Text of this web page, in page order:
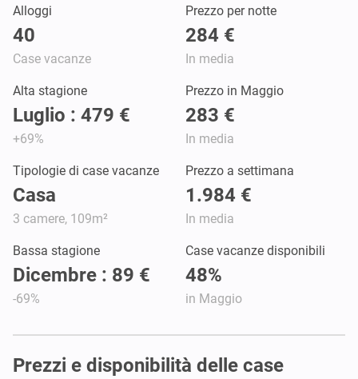
Alloggi
40
Case vacanze
Prezzo per notte
284 €
In media
Alta stagione
Luglio : 479 €
+69%
Prezzo in Maggio
283 €
In media
Tipologie di case vacanze
Casa
3 camere, 109m²
Prezzo a settimana
1.984 €
In media
Bassa stagione
Dicembre : 89 €
-69%
Case vacanze disponibili
48%
in Maggio
Prezzi e disponibilità delle case